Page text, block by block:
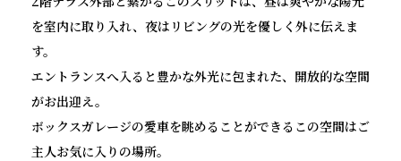
を室内に取り入れ、夜はリビングの光を優しく外に伝えま
す。
エントランスへ入ると豊かな外光に包まれた、開放的な空間
がお出迎え。
ボックスガレージの愛車を眺めることができるこの空間はご
主人お気に入りの場所。